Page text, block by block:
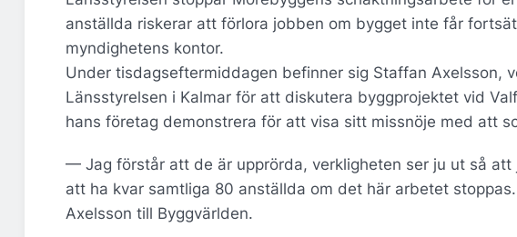
anställda riskerar att förlora jobben om bygget inte får
myndighetens kontor.
Under tisdagseftermiddagen befinner sig Staffan Axelsson,
Länsstyrelsen i Kalmar för att diskutera byggprojektet vid
hans företag demonstrera för att visa sitt missnöje med att
— Jag förstår att de är upprörda, verkligheten ser ju ut så
att ha kvar samtliga 80 anställda om det här arbetet
Axelsson till Byggvärlden.